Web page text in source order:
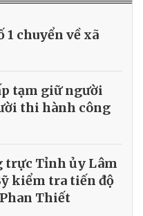
1 chuyển về xã
tạm giữ người
thi hành công
trực Tỉnh ủy Lâm
kiểm tra tiến độ
Thiết